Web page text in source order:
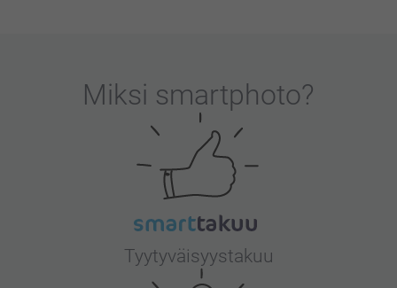
Miksi smartphoto?
Tyytyväisyystakuu